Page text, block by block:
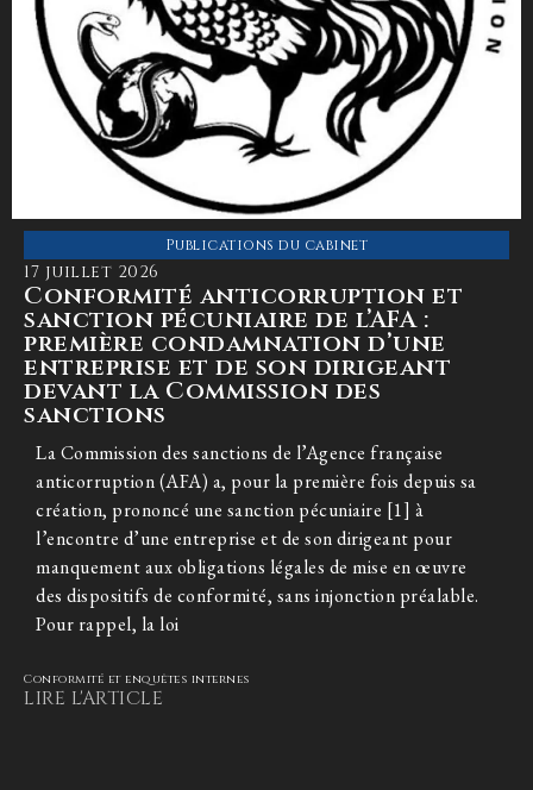
Publications du cabinet
17 juillet 2026
Conformité anticorruption et
sanction pécuniaire de l’AFA :
première condamnation d’une
entreprise et de son dirigeant
devant la Commission des
sanctions
La Commission des sanctions de l’Agence française
anticorruption (AFA) a, pour la première fois depuis sa
création, prononcé une sanction pécuniaire [1] à
l’encontre d’une entreprise et de son dirigeant pour
manquement aux obligations légales de mise en œuvre
des dispositifs de conformité, sans injonction préalable.
Pour rappel, la loi
Conformité et enquêtes internes
LIRE L'ARTICLE